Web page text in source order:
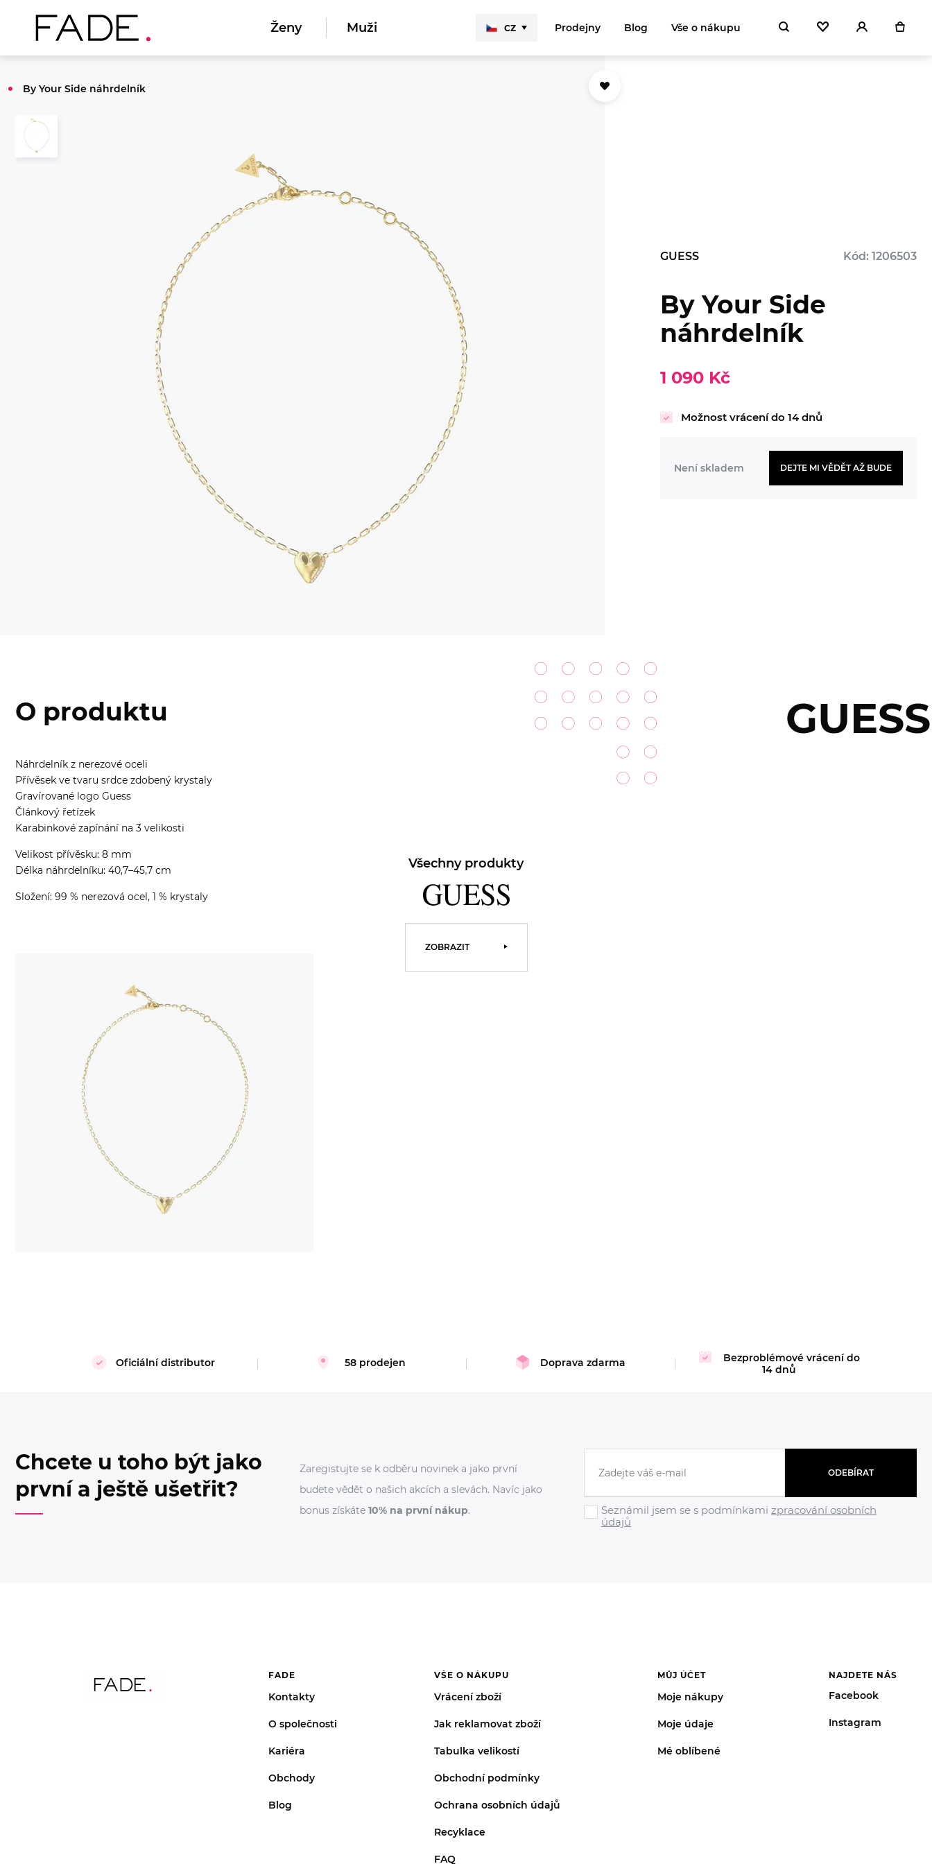
Ženy Muži CZ Prodejny Blog Vše o nákupu
By Your Side náhrdelník
GUESS Kód: 1206503
By Your Side
náhrdelník
1 090 Kč
Možnost vrácení do 14 dnů
Není skladem DEJTE MI VĚDĚT AŽ BUDE
O produktu
Náhrdelník z nerezové oceli
Přívěsek ve tvaru srdce zdobený krystaly
Gravírované logo Guess
Článkový řetízek
Karabinkové zapínání na 3 velikosti
Velikost přívěsku: 8 mm
Délka náhrdelníku: 40,7–45,7 cm
Složení: 99 % nerezová ocel, 1 % krystaly
GUESS
Všechny produkty
ZOBRAZIT
Oficiální distributor 58 prodejen Doprava zdarma
Bezproblémové vrácení do
14 dnů
Chcete u toho být jako
první a ještě ušetřit?
Zaregistujte se k odběru novinek a jako první
budete vědět o našich akcích a slevách. Navíc jako
bonus získáte 10% na první nákup.
ODEBÍRAT
Seznámil jsem se s podmínkami zpracování osobních
údajů
FADE
Kontakty
O společnosti
Kariéra
Obchody
Blog
VŠE O NÁKUPU
Vrácení zboží
Jak reklamovat zboží
Tabulka velikostí
Obchodní podmínky
Ochrana osobních údajů
Recyklace
FAQ
MŮJ ÚČET
Moje nákupy
Moje údaje
Mé oblíbené
NAJDETE NÁS
Facebook
Instagram